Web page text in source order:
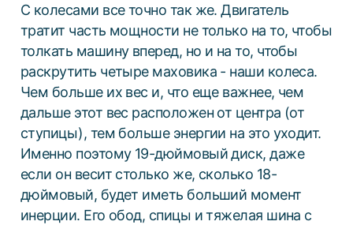
С колесами все точно так же. Двигатель
тратит часть мощности не только на то, чтобы
толкать машину вперед, но и на то, чтобы
раскрутить четыре маховика - наши колеса.
Чем больше их вес и, что еще важнее, чем
дальше этот вес расположен от центра (от
ступицы), тем больше энергии на это уходит.
Именно поэтому 19-дюймовый диск, даже
если он весит столько же, сколько 18-
дюймовый, будет иметь больший момент
инерции. Его обод, спицы и тяжелая шина с